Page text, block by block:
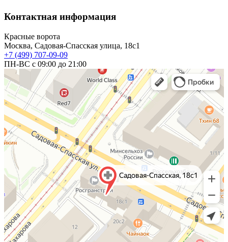
Контактная информация
Красные ворота
Москва, Садовая-Спасская улица, 18с1
+7 (499) 707-09-09
ПН-ВС с 09:00 до 21:00